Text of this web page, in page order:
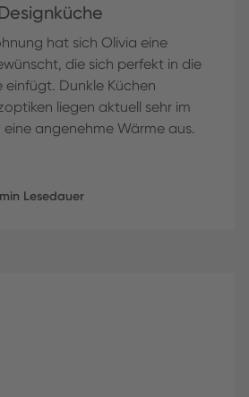
hat sich Olivia eine
die sich perfekt in die
Dunkle Küchen
liegen aktuell sehr im
angenehme Wärme aus.
min Lesedauer